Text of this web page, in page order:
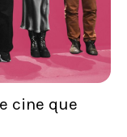
cine que